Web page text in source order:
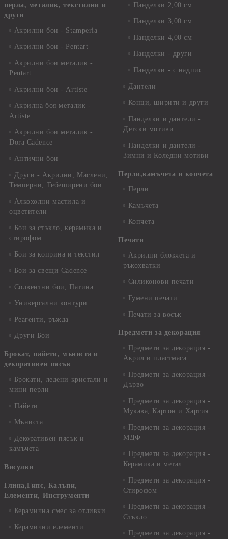
перла, металик, текстилни и
други
Акрилни бои - Stamperia
Акрилни бои - Pentart
Акрилни бои металик -
Pentart
Акрилни бои - Artiste
Акрилна боя металик -
Artiste
Акрилни бои металик -
Dora Cadence
Антични бои
Други - Акрилни, Маслени,
Темперни, Тебеширени бои
Алкохолни мастила и
оцветители
Бои за стъкло, керамика и
стирофом
Бои за коприна и текстил
Бои за свещи Cadence
Солвентни бои, Патина
Универсални контури
Реагенти, ръжда
Други Бои
Брокат, пайети, мъниста и
декоративен пясък
Брокати, ледени кристали и
мини перли
Пайети
Мъниста
Декоративен пясък и
камъчета
Висулки
Глина,Гипс, Калъпи,
Елементи, Инструменти
Керамична смес за отливки
Керамични елементи
Панделки 2,00 см
Панделки 3,00 см
Панделки 4,00 см
Панделки - други
Панделки - с надпис
Дантели
Конци, ширити и други
Панделки и дантели -
Детски мотиви
Панделки и дантели -
Зимни и Коледни мотиви
Перли,камъчета и копчета
Перли
Камъчета
Копчета
Печати
Акрилни блокчета и
ръкохватки
Силиконови печати
Гумени печати
Печати за восък
Предмети за декорация
Предмети за декорация -
Акрил и пластмаса
Предмети за декорация -
Дърво
Предмети за декорация -
Мукава, Картон и Хартия
Предмети за декорация -
МДФ
Предмети за декорация -
Керамика и метал
Предмети за декорация -
Стирофом
Предмети за декорация -
Стъкло
Предмети за декорация -